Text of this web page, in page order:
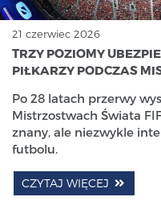
21 czerwiec 2026
TRZY POZIOMY
PIŁKARZY PODCZAS
Po 28 latach przerwy
Mistrzostwach Świata
znany, ale niezwykle
futbolu.
CZYTAJ WIĘCEJ